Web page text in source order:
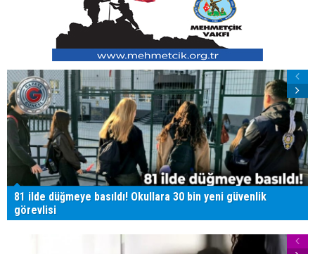
81 ilde düğmeye basıldı! Okullara 30 bin yeni güvenlik
görevlisi